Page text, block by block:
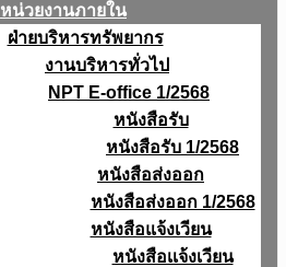
หน่วยงานภายใน
ฝ่ายบริหารทรัพยากร
งานบริหารทั่วไป
NPT E-office 1/2568
หนังสือรับ
หนังสือรับ 1/2568
หนังสือส่งออก
หนังสือส่งออก 1/2568
หนังสือแจ้งเวียน
หนังสือเเจ้งเวียน